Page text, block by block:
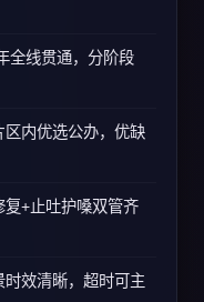
全线贯通，分阶段
内优选公办，优缺
+止吐护嗓双管齐
效清晰，超时可主